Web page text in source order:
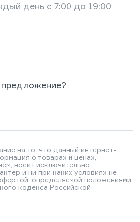
день с 7:00 до 19:00
на то, что данный интернет-
о товарах и ценах,
носит исключительно
и ни при каких условиях не
определяемой положениями
кодекса Российской